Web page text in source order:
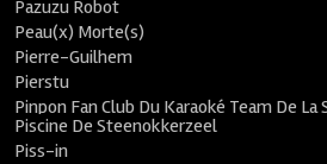
Pazuzu Robot
Peau(x) Morte(s)
Pierre-Guilhem
Pierstu
Pinpon Fan Club Du Karaoké Team De La
Piscine De Steenokkerzeel
Piss-in